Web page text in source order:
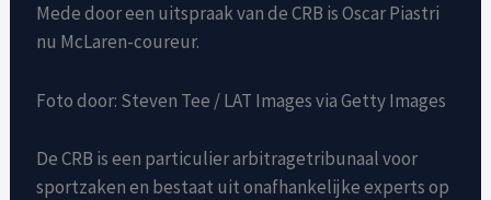
Mede door een uitspraak van de CRB is Oscar Piastri
nu McLaren-coureur.
Foto door: Steven Tee / LAT Images via Getty Images
De CRB is een particulier arbitragetribunaal voor
sportzaken en bestaat uit onafhankelijke experts op